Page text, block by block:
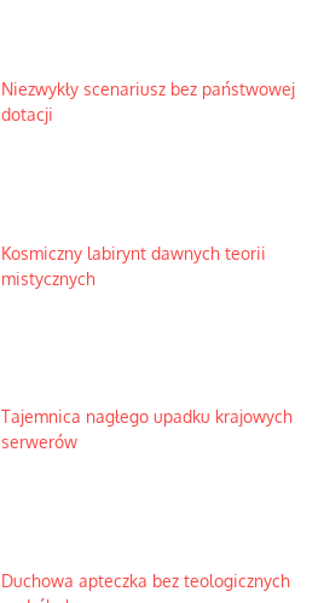
Niezwykły scenariusz bez państwowej
dotacji
Kosmiczny labirynt dawnych teorii
mistycznych
Tajemnica nagłego upadku krajowych
serwerów
Duchowa apteczka bez teologicznych